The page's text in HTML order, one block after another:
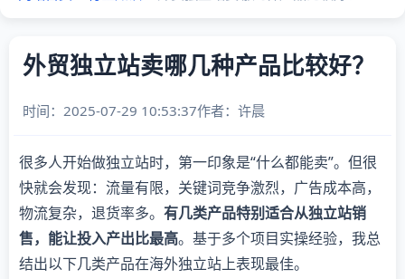
外贸独立站卖哪几种产品比较好？
时间：2025-07-29 10:53:37作者： 许晨
很多人开始做独立站时，第一印象是“什么都能卖”。但很
快就会发现：流量有限，关键词竞争激烈，广告成本高，
物流复杂，退货率多。 有几类产品特别适合从独立站销
售，能让投入产出比最高。 基于多个项目实操经验，我总
结出以下几类产品在海外独立站上表现最佳。